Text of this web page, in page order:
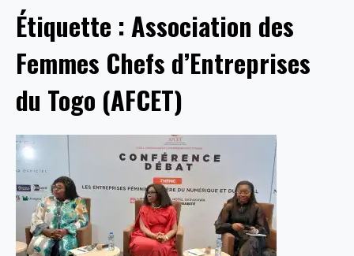
Étiquette : Association des
Femmes Chefs d’Entreprises
du Togo (AFCET)